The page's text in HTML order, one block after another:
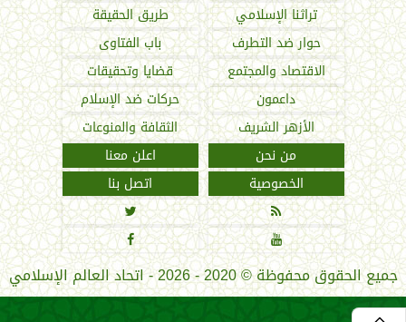
تراثنا الإسلامي
طريق الحقيقة
حوار ضد التطرف
باب الفتاوى
الاقتصاد والمجتمع
قضايا وتحقيقات
داعمون
حركات ضد الإسلام
الأزهر الشريف
الثقافة والمنوعات
من نحن
اعلن معنا
الخصوصية
اتصل بنا




جميع الحقوق محفوظة©2020 - 2026 - اتحاد العالم الإسلامي